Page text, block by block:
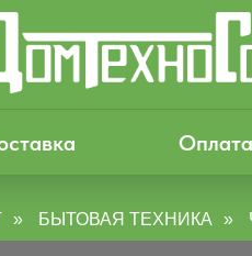
Оплата
» БЫТОВАЯ ТЕХНИКА »